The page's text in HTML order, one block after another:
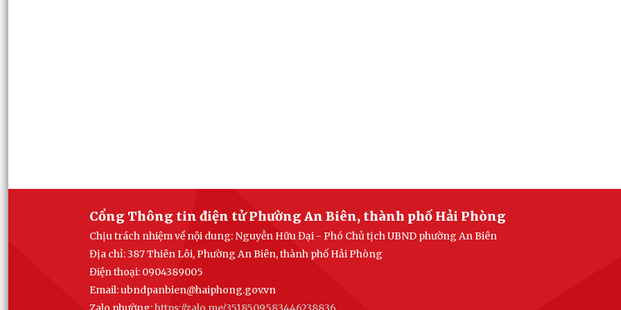
Cổng Thông tin điện tử Phường An Biên, thành phố Hải Phòng
Chịu trách nhiệm về nội dung: Nguyễn Hữu Đại - Phó Chủ tịch UBND phường An Biên
Địa chỉ: 387 Thiên Lôi, Phường An Biên, thành phố Hải Phòng
Điện thoại: 0904389005
Email:ubndpanbien@haiphong.gov.vn